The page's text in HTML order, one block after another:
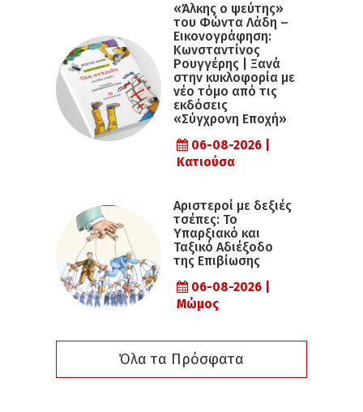
«Άλκης ο ψεύτης»
του Φώντα Λάδη –
Εικονογράφηση:
Κωνσταντίνος
Ρουγγέρης | Ξανά
στην κυκλοφορία με
νέο τόμο από τις
εκδόσεις
«Σύγχρονη Εποχή»
06-08-2026 |
Κατιούσα
Αριστεροί με δεξιές
τσέπες: Το
Υπαρξιακό και
Ταξικό Αδιέξοδο
της Επιβίωσης
06-08-2026 |
Μώμος
Όλα τα Πρόσφατα